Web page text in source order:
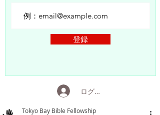
登録
ログイン
Tokyo Bay Bible Fellowship